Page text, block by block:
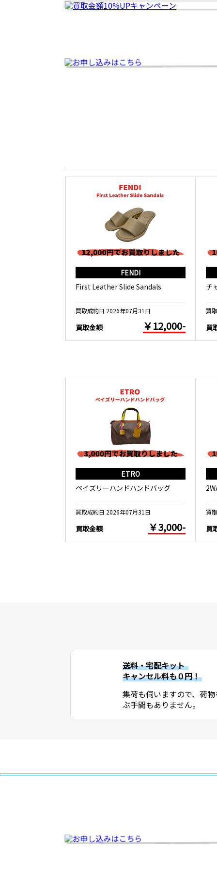
FENDI
First Leather Slide Sandals
買取成約日 2026年07月31日
買取金額 ￥12,000-
チ
買
買
ETRO
ペイズリーハンドハンドバッグ
買取成約日 2026年07月31日
買取金額 ￥3,000-
買
買
送料・宅配キット
キャンセル料も０円！
集荷も伺いますので、荷
ぶ手間もありません。